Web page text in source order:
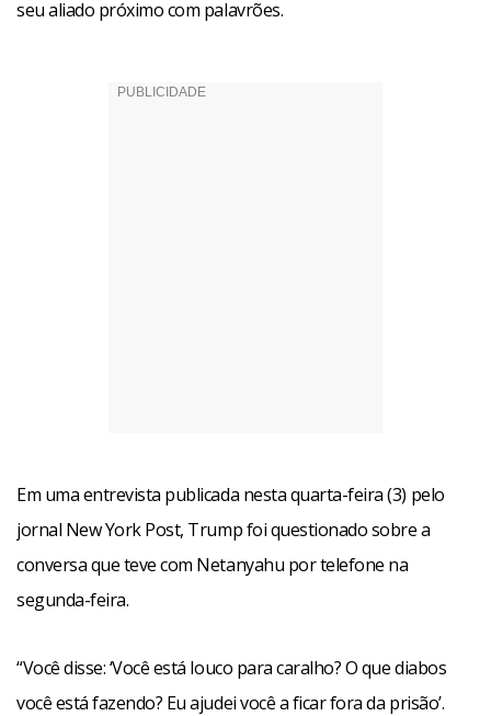
seu aliado próximo com palavrões.
Em uma entrevista publicada nesta quarta-feira (3) pelo
jornal New York Post, Trump foi questionado sobre a
conversa que teve com Netanyahu por telefone na
segunda-feira.
“Você disse: ‘Você está louco para caralho? O que diabos
você está fazendo? Eu ajudei você a ficar fora da prisão’.